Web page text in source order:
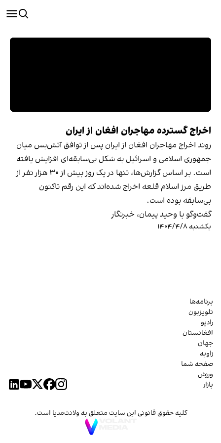
اخراج گسترده مهاجران افغان از ایران
روند اخراج مهاجران افغان از ایران پس از توافق آتش‌بس میان
جمهوری اسلامی و اسرائیل به شکل بی‌سابقه‌ای افزایش یافته
است. بر اساس گزارش‌ها، تنها در یک روز بیش از ۳۰ هزار نفر از
طریق مرز اسلام قلعه اخراج شده‌اند که این رقم تاکنون
بی‌سابقه بوده است.
گفت‌و‌گو با وحید پیمان، خبرنگار
یکشنبه ۱۴۰۴/۴/۸
برنامه‌ها
تلویزیون
رادیو
افغانستان
جهان
زاویه
صفحه شما
ورزش
بازار
کلیه حقوق قانونی این سایت متعلق به ولانت‌مدیا است.